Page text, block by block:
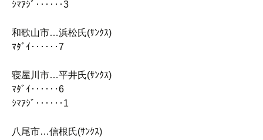
ｼﾏｱｼﾞ‥‥‥3
和歌山市…浜松氏(ｻﾝｸｽ)
ﾏﾀﾞｲ‥‥‥7
寝屋川市…平井氏(ｻﾝｸｽ)
ﾏﾀﾞｲ‥‥‥6
ｼﾏｱｼﾞ‥‥‥1
八尾市…信根氏(ｻﾝｸｽ)